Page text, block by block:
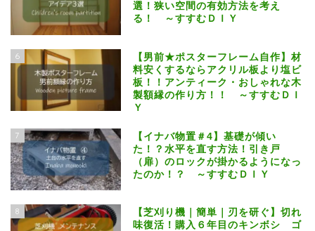
選！狭い空間の有効方法を考え
る！ ～すすむＤＩＹ
6
【男前★ポスターフレーム自作】材
料安くするならアクリル板より塩ビ
板！！アンティーク・おしゃれな木
製額縁の作り方！！ ～すすむＤＩ
Ｙ
7
【イナバ物置＃4】基礎が傾い
た！？水平を直す方法！引き戸
（扉）のロックが掛かるようになっ
たのか！？ ～すすむＤＩＹ
8
【芝刈り機｜簡単｜刃を研ぐ】切れ
味復活！購入６年目のキンボシ ゴ
エクステリアDIY
インテリアDIY
芝生と暮らす